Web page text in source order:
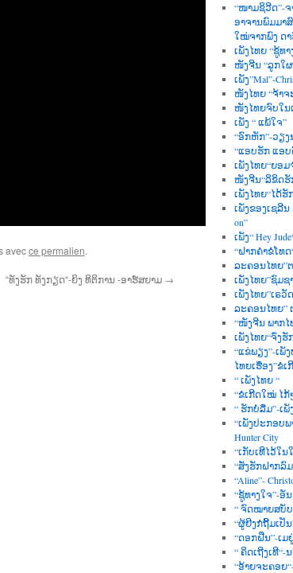
avecce permalien.
“ທັງຮັກ ທັງກຽດ“-ຍິງ ທິຕິການ -ອາຮ໌ສຍາມ →
“ໜາມຊິວີດ”-
ອາຈານພົມມາ
ໃໝ່ຈາກພົງ ດາ
ເພັງໄທຍ “ຊູ້ທ
ໜັງຈີນ “ລູກໃຜ
ເພັງ”Mal”-
ໜັງໄທຍ “ຈ້າຈ
ໜັງໄທຍຈົບໃນ
ເພັງ “ ແພ້ໃຈ”
“ອົກຫັກ”-ວຽ
“ແອບຮັກ ແອບ
ເພັງໄທຍ“ຍອ
ໜັງຈີນ“ລິຂິດຮັ
ເພັງໄທຍ“ໄດ້ຮັ
ເພັງຂອງເຊລີນ
on”
ເພັງ“ Hey
“ຝາກຄຳຂໍໂທ
ລະຄອນໄທຍ”
ເພັງໄທຍ”ຊົມຊ
ເພັງໄທຍ”ເຣ
ລະຄອນໄທຍ”
“ໜັງຈີນ ພາກໄ
ເພັງໄທຍ“ຈົ່ງຮັ
“ແຂ່ພຽງ”-ເ
ໄທຍເຮື່ອງ”ຂໍ
“ ເພັງໄທຍ “
“ຂໍເກີດໃໝ່ ໄກ້
“ ຮັກບໍ່ລືມ”-ເ
“ເພັງປະກອບ
Hunter City
“ເກັບເທີໄວ້ໃນ
“ສັ່ງຮັກຝາກລົ
“Aline”-
“ຊູ້ທາງໃຈ”-ອັ
“ ຈົດໝາຍສບັ
“ຜູ້ຍີງກໍຖີ້ມເປັ
“ດອກຝີ່ນ”-ເມ
“ ຄິດເຖີງເທີ“-
“ອ້າຍຈະຄອຍ